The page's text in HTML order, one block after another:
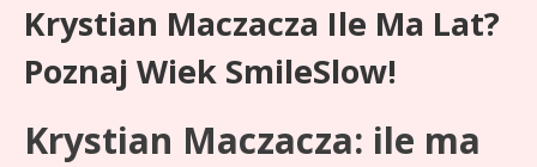
Krystian Maczacza Ile Ma Lat?
Poznaj Wiek SmileSlow!
Krystian Maczacza: ile ma